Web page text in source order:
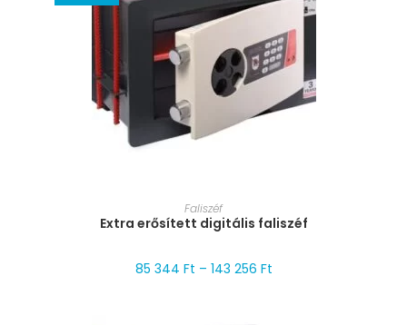
MÉRET VÁLASZTÁSA
Faliszéf
Extra erősített digitális faliszéf
85 344 Ft – 143 256 Ft